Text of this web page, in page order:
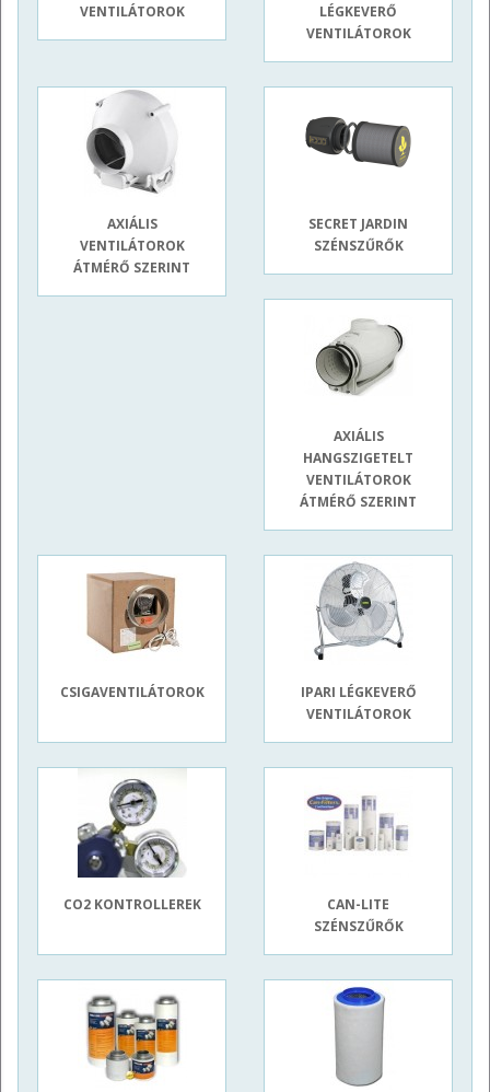
VENTILÁTOROK
LÉGKEVERŐ
VENTILÁTOROK
AXIÁLIS
VENTILÁTOROK
ÁTMÉRŐ SZERINT
SECRET JARDIN
SZÉNSZŰRŐK
AXIÁLIS
HANGSZIGETELT
VENTILÁTOROK
ÁTMÉRŐ SZERINT
CSIGAVENTILÁTOROK
IPARI LÉGKEVERŐ
VENTILÁTOROK
CO2 KONTROLLEREK
CAN-LITE
SZÉNSZŰRŐK